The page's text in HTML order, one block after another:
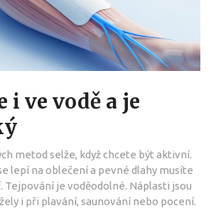
i ve vodě a je
metod selže, když chcete být aktivní.
lepí na oblečení a pevné dlahy musíte
Tejpování je voděodolné. Náplasti jsou
i při plavání, saunování nebo pocení.